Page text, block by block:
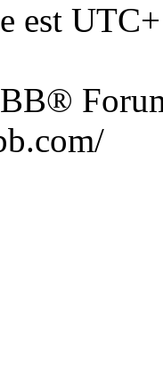
est